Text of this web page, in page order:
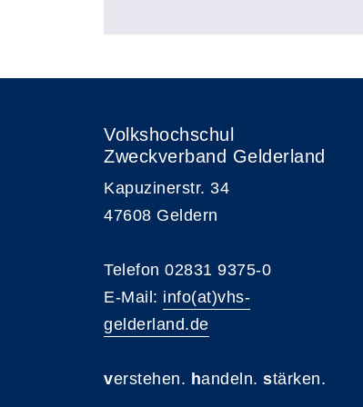
Volkshochschul
Zweckverband Gelderland
Kapuzinerstr. 34
47608 Geldern
Telefon 02831 9375-0
E-Mail: info(at)vhs-
gelderland.de
verstehen. handeln. stärken.